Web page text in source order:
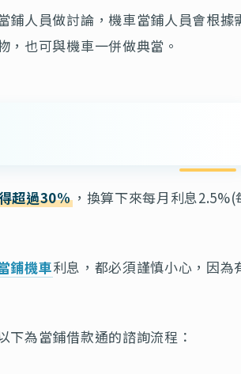
鋪人員做討論，機車當鋪人員會根據
也可與機車一併做典當。
超過30%，換算下來每月利息2.5%(
鋪機車利息，都必須謹慎小心，因為
為當鋪借款通的諮詢流程：